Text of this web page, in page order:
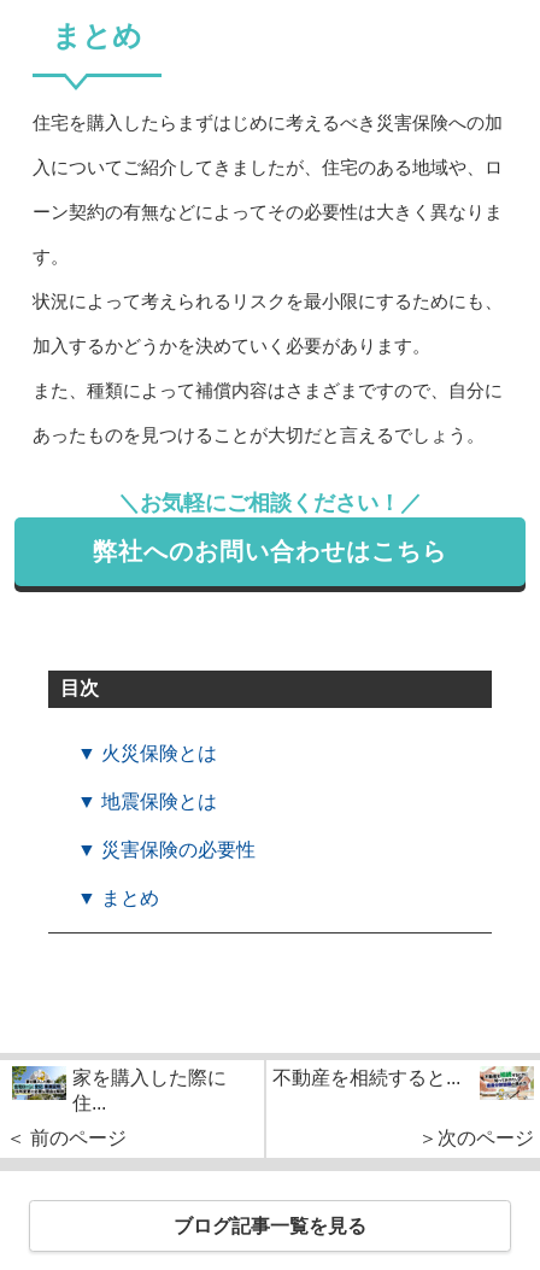
まとめ
住宅を購入したらまずはじめに考えるべき災害保険への加
入についてご紹介してきましたが、住宅のある地域や、ロ
ーン契約の有無などによってその必要性は大きく異なりま
す。
状況によって考えられるリスクを最小限にするためにも、
加入するかどうかを決めていく必要があります。
また、種類によって補償内容はさまざまですので、自分に
あったものを見つけることが大切だと言えるでしょう。
＼お気軽にご相談ください！／
弊社へのお問い合わせはこちら
目次
▼ 火災保険とは
▼ 地震保険とは
▼ 災害保険の必要性
▼ まとめ
家を購入した際に
住...
＜ 前のページ
不動産を相続すると...
＞次のページ
ブログ記事一覧を見る